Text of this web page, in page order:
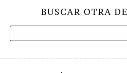
BUSCAR OTRA